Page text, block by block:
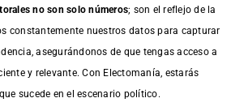
no son solo números; son el reflejo de la
constantemente nuestros datos para capturar
asegurándonos de que tengas acceso a
y relevante. Con Electomanía, estarás
sucede en el escenario político.